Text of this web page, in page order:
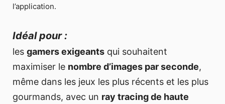
l’application.
Idéal pour :
les gamers exigeants qui souhaitent
maximiser le nombre d’images par seconde,
même dans les jeux les plus récents et les plus
gourmands, avec un ray tracing de haute